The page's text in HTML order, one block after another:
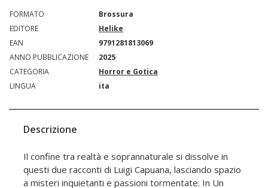
FORMATO
Brossura
EDITORE
Helike
EAN
9791281813069
ANNO PUBBLICAZIONE
2025
CATEGORIA
Horror e Gotica
LINGUA
ita
Descrizione
Il confine tra realtà e soprannaturale si dissolve in
questi due racconti di Luigi Capuana, lasciando spazio
a misteri inquietanti e passioni tormentate. In Un